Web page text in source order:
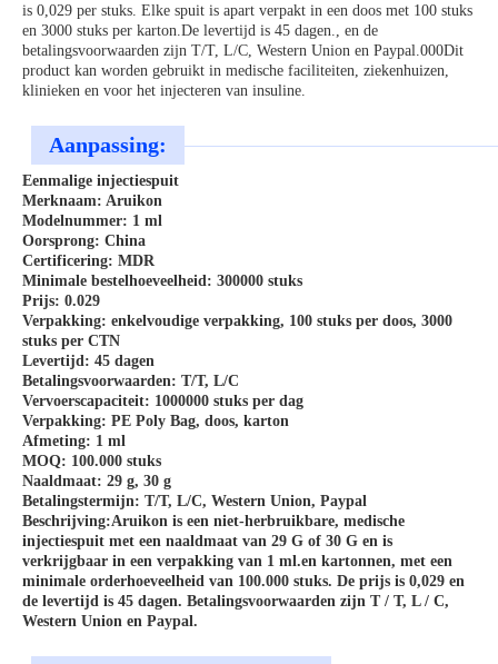
is 0,029 per stuks. Elke spuit is apart verpakt in een doos met 100 stuks
en 3000 stuks per karton.De levertijd is 45 dagen., en de
betalingsvoorwaarden zijn T/T, L/C, Western Union en Paypal.000Dit
product kan worden gebruikt in medische faciliteiten, ziekenhuizen,
klinieken en voor het injecteren van insuline.
Aanpassing:
Eenmalige injectiespuit
Merknaam: Aruikon
Modelnummer: 1 ml
Oorsprong: China
Certificering: MDR
Minimale bestelhoeveelheid: 300000 stuks
Prijs: 0.029
Verpakking: enkelvoudige verpakking, 100 stuks per doos, 3000
stuks per CTN
Levertijd: 45 dagen
Betalingsvoorwaarden: T/T, L/C
Vervoerscapaciteit: 1000000 stuks per dag
Verpakking: PE Poly Bag, doos, karton
Afmeting: 1 ml
MOQ: 100.000 stuks
Naaldmaat: 29 g, 30 g
Betalingstermijn: T/T, L/C, Western Union, Paypal
Beschrijving:Aruikon is een niet-herbruikbare, medische
injectiespuit met een naaldmaat van 29 G of 30 G en is
verkrijgbaar in een verpakking van 1 ml.en kartonnen, met een
minimale orderhoeveelheid van 100.000 stuks. De prijs is 0,029 en
de levertijd is 45 dagen. Betalingsvoorwaarden zijn T / T, L / C,
Western Union en Paypal.